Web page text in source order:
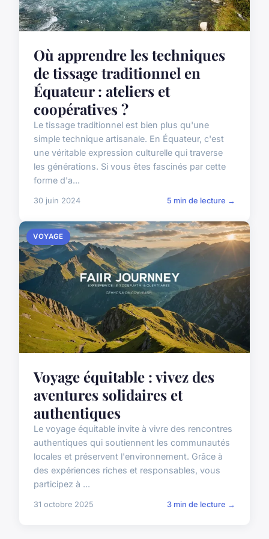
Où apprendre les techniques
de tissage traditionnel en
Équateur : ateliers et
coopératives ?
Le tissage traditionnel est bien plus qu'une
simple technique artisanale. En Équateur, c'est
une véritable expression culturelle qui traverse
les générations. Si vous êtes fascinés par cette
forme d'a...
30 juin 2024 5 min de lecture →
VOYAGE
Voyage équitable : vivez des
aventures solidaires et
authentiques
Le voyage équitable invite à vivre des rencontres
authentiques qui soutiennent les communautés
locales et préservent l'environnement. Grâce à
des expériences riches et responsables, vous
participez à ...
31 octobre 2025 3 min de lecture →